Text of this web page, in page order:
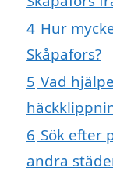
4 Hur
Skåpafors?
5 Vad
6 Sök efter
andra